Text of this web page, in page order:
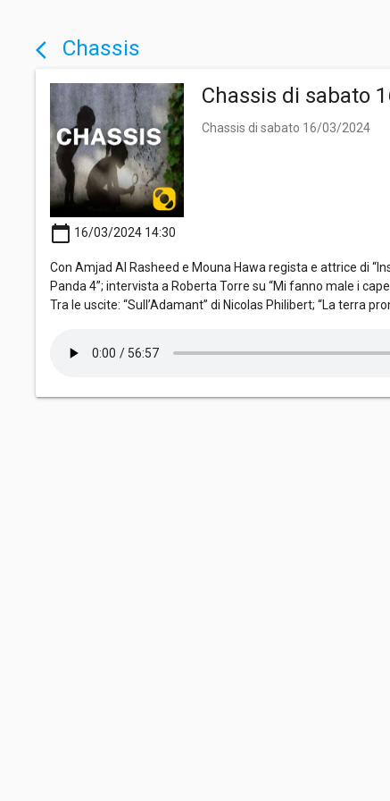
arrow_back_ios Chassis
Chassis di sabato
Chassis di sabato 16/03/2024
calendar_today 16/03/2024 14:30
Con Amjad Al Rasheed e Mouna Hawa regista e attrice di
Panda 4”; intervista a Roberta Torre su “Mi fanno male i
Tra le uscite: “Sull’Adamant” di Nicolas Philibert; “La terra